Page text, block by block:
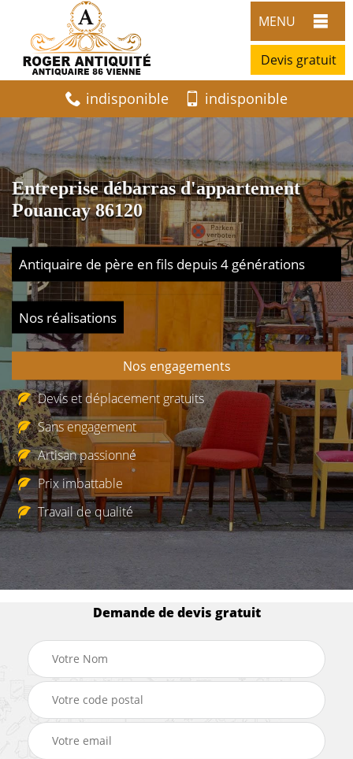
MENU
Devis gratuit
indisponible indisponible
Entreprise débarras d'appartement
Pouancay 86120
Antiquaire de père en fils depuis 4 générations
Nos réalisations
Nos engagements
Devis et déplacement gratuits
Sans engagement
Artisan passionné
Prix imbattable
Travail de qualité
Demande de devis gratuit